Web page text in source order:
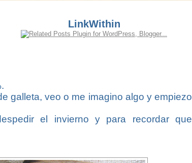
LinkWithin
galleta, veo o me imagino algo y empiezo
el invierno y para recordar que